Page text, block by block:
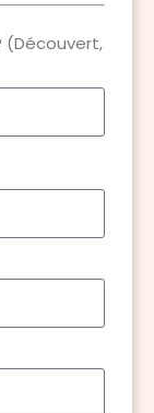
(Découvert,